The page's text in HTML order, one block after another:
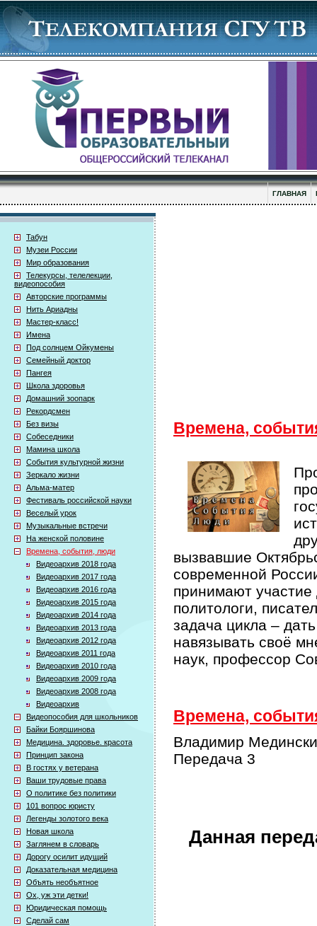
ГЛАВНАЯ
Табун
Музеи России
Мир образования
Телекурсы, телелекции,
видеопособия
Авторские программы
Нить Ариадны
Мастер-класс!
Имена
Под солнцем Ойкумены
Семейный доктор
Пангея
Школа здоровья
Домашний зоопарк
Рекордсмен
Без визы
Собеседники
Мамина школа
События культурной жизни
Зеркало жизни
Альма-матер
Фестиваль российской науки
Веселый урок
Музыкальные встречи
На женской половине
Времена, события, люди
Видеоархив 2018 года
Видеоархив 2017 года
Видеоархив 2016 года
Видеоархив 2015 года
Видеоархив 2014 года
Видеоархив 2013 года
Видеоархив 2012 года
Видеоархив 2011 года
Видеоархив 2010 года
Видеоархив 2009 года
Видеоархив 2008 года
Видеоархив
Видеопособия для школьников
Байки Бояршинова
Медицина. здоровье. красота
Принцип закона
В гостях у ветерана
Ваши трудовые права
О политике без политики
101 вопрос юристу
Легенды золотого века
Новая школа
Заглянем в словарь
Дорогу осилит идущий
Доказательная медицина
Объять необъятное
Ох, уж эти детки!
Юридическая помощь
Сделай сам
Времена,
вызвавшие
современной
принимают участие
политологи,
задача цикла –
навязывать своё
наук, профессор
Времена,
Владимир
Передача 3
Данная